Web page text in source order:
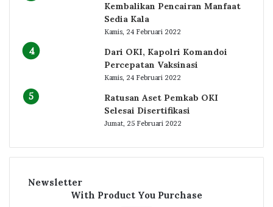
Kembalikan Pencairan Manfaat
Sedia Kala
Kamis, 24 Februari 2022
Dari OKI, Kapolri Komandoi
Percepatan Vaksinasi
Kamis, 24 Februari 2022
Ratusan Aset Pemkab OKI
Selesai Disertifikasi
Jumat, 25 Februari 2022
Newsletter
With Product You Purchase